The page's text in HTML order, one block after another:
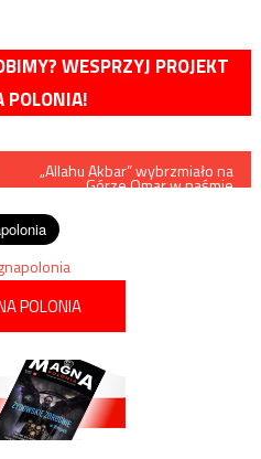
WESPRZYJ PROJEKT
POLONIA!
„Allahu Akbar” wybrzmiało na
Górze Omar w paśmie
POLONIA